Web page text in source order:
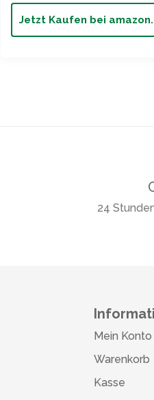
Jetzt Kaufen bei
24
Mein Konto
Warenkorb
Kasse